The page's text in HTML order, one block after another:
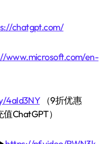
chatgpt.com/
www.microsoft.com/en-
4aId3NY（9折优惠
ChatGPT）